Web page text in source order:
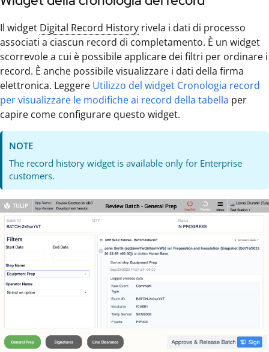
Il widget Digital Record History rivela i dati di processo
associati a ciascun record di completamento. È un widget
scorrevole a cui è possibile applicare dei filtri per ordinare i
record. È anche possibile visualizzare i dati della firma
elettronica. Leggere Utilizzo del widget Cronologia record
per visualizzare le modifiche ai record della tabella per
capire come configurare questo widget.
NOTE
The record history widget is available only for Enterprise
customers.